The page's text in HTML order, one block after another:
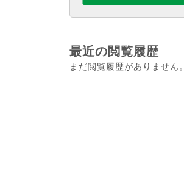
最近の閲覧履歴
まだ閲覧履歴がありません。